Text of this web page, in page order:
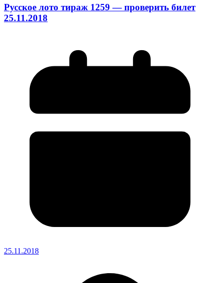
Русское лото тираж 1259 — проверить билет
25.11.2018
25.11.2018